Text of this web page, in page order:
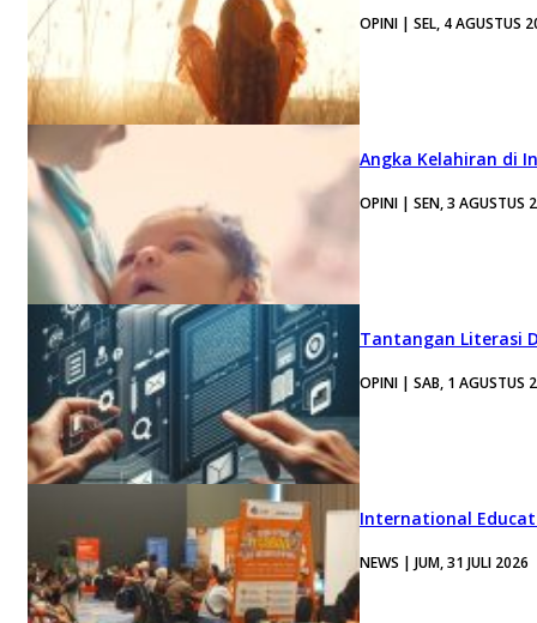
OPINI | SEL, 4 AGUSTUS
Angka Kelahiran di
OPINI | SEN, 3 AGUSTUS
Tantangan Literasi
OPINI | SAB, 1 AGUSTUS
International
NEWS | JUM, 31 JULI 2026